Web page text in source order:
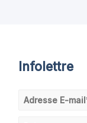
Infolettre